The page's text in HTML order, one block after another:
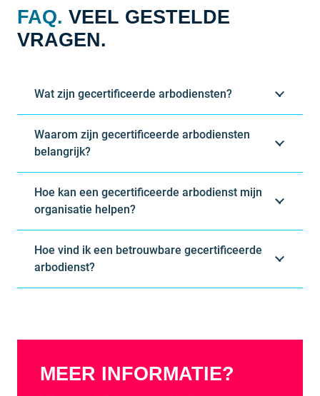
FAQ. VEEL GESTELDE
VRAGEN.
Wat zijn gecertificeerde arbodiensten?
Waarom zijn gecertificeerde arbodiensten
belangrijk?
Hoe kan een gecertificeerde arbodienst mijn
organisatie helpen?
Hoe vind ik een betrouwbare gecertificeerde
arbodienst?
MEER INFORMATIE?